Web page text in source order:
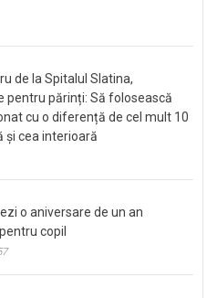
de la Spitalul Slatina,
pentru părinți: Să folosească
cu o diferență de cel mult 10
și cea interioară
o aniversare de un an
copil